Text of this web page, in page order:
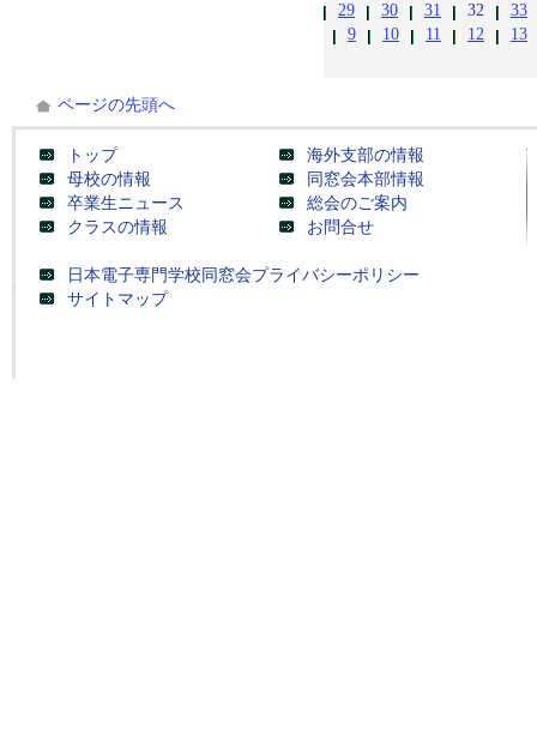
33
32
31
30
29
13
12
11
10
9
ページの先頭へ
トップ
母校の情報
卒業生ニュース
クラスの情報
海外支部の情報
同窓会本部情報
総会のご案内
お問合せ
日本電子専門学校同窓会プライバシーポリシー
サイトマップ